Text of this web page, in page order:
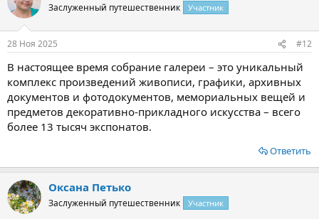
Заслуженный путешественник Участник
28 Ноя 2025 #12
В настоящее время собрание галереи – это уникальный
комплекс произведений живописи, графики, архивных
документов и фотодокументов, мемориальных вещей и
предметов декоративно-прикладного искусства – всего
более 13 тысяч экспонатов.
Ответить
Оксана Петько
Заслуженный путешественник Участник